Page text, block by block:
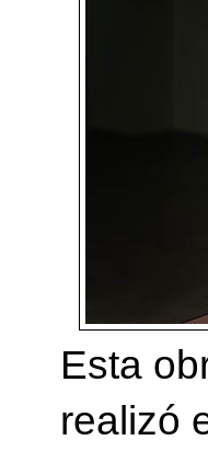
Esta
realizó